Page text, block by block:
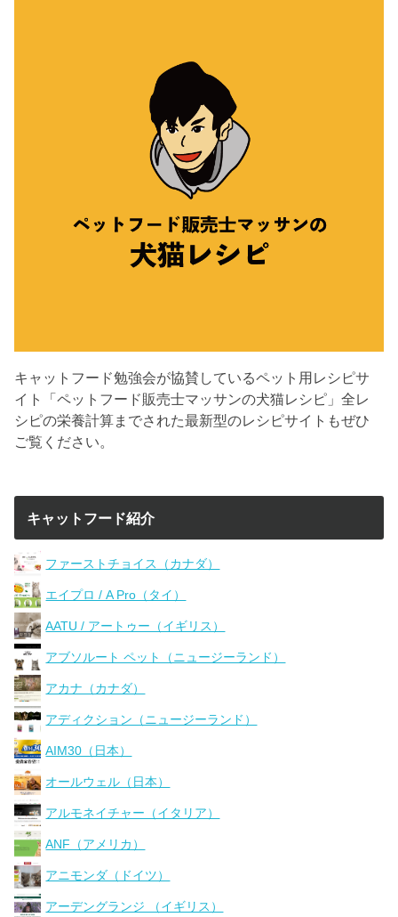
キャットフード勉強会が協賛しているペット用レシピサ
イト「ペットフード販売士マッサンの犬猫レシピ」全レ
シピの栄養計算までされた最新型のレシピサイトもぜひ
ご覧ください。
キャットフード紹介
ファーストチョイス（カナダ）
エイプロ / A Pro（タイ）
AATU / アートゥー（イギリス）
アブソルート ペット（ニュージーランド）
アカナ（カナダ）
アディクション（ニュージーランド）
AIM30（日本）
オールウェル（日本）
アルモネイチャー（イタリア）
ANF（アメリカ）
アニモンダ（ドイツ）
アーデングランジ （イギリス）